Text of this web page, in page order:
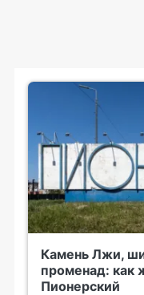
Камень Лжи,
променад: как
Пионерский